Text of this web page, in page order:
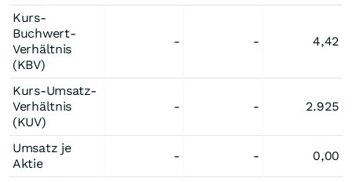
Kurs-
Buchwert-
Verhältnis
(KBV)
- - 4,42
Kurs-Umsatz-
Verhältnis
(KUV)
- - 2.925
Umsatz je
Aktie
- - 0,00